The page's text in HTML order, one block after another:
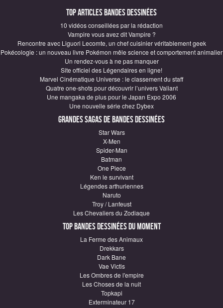
Top articles Bandes Dessinées
10 vidéos conseillées par la rédaction
Vampire vous avez dit Vampire ?
Rencontre avec Liguori Lecomte, un chef cuisinier véritablement geek
Pokécologie : un nouveau livre Pokémon mêle science et comportement animalier
Un rendez-vous à ne pas manquer
Site officiel des Légendaires en ligne!
Marvel Cinématique Universe : le classement du staff
Quatre one-shots pour découvrir l’univers Valiant
Une mangaka de plus pour le Japan Expo 2006
Une nouvelle série chez Dybex
Grandes sagas de Bandes Dessinées
Star Wars
X-Men
Spider-Man
Batman
One Piece
Ken le survivant
Légendes arthuriennes
Naruto
Troy / Lanfeust
Les Chevaliers du Zodiaque
Top Bandes Dessinées du moment
La Ferme des Animaux
Drekkars
Dark Bane
Vae Victis
Les Ombres de l'empire
Les Choses de la nuit
Topkapi
Exterminateur 17